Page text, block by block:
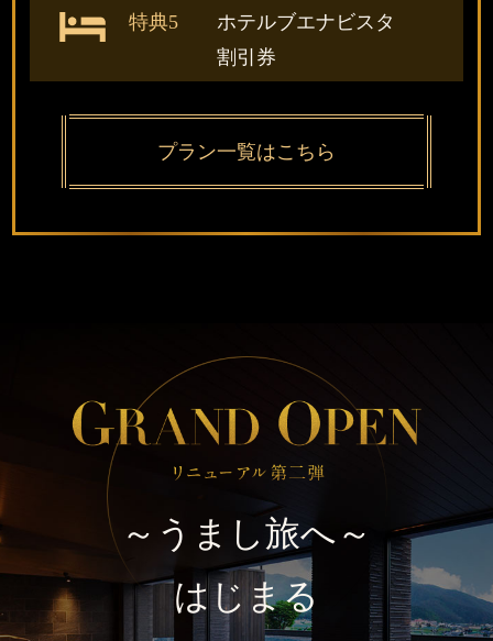
特典5
ホテルブエナビスタ
割引券
プラン一覧はこちら
～うまし旅へ～
はじまる